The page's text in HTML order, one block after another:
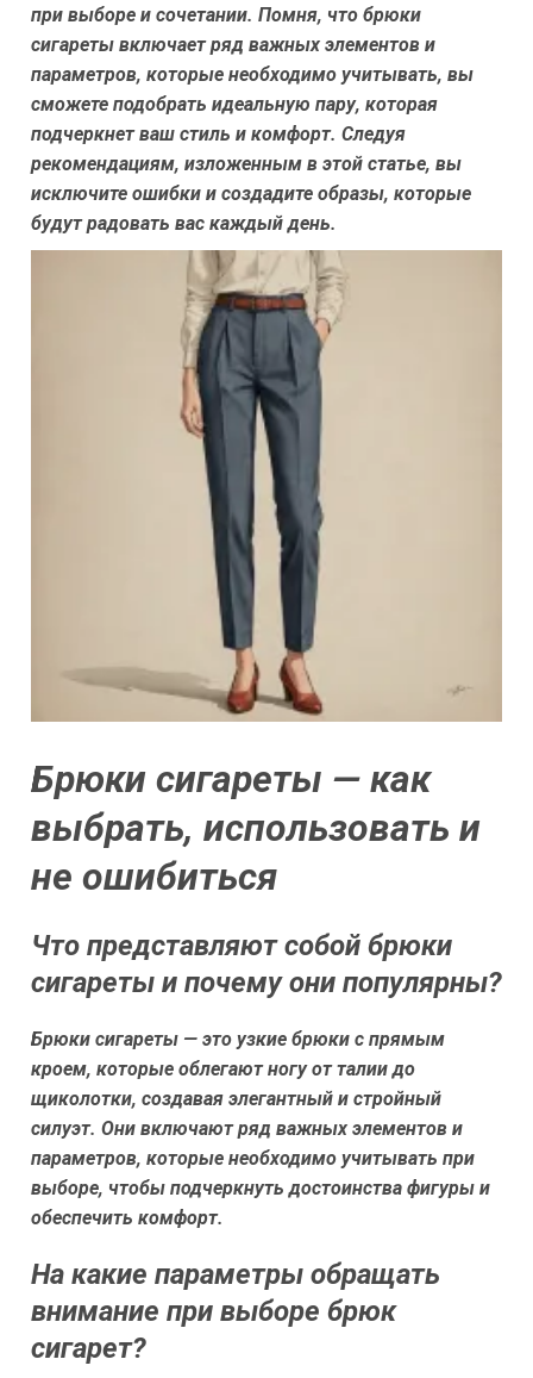
при выборе и сочетании. Помня, что брюки
сигареты включает ряд важных элементов и
параметров, которые необходимо учитывать, вы
сможете подобрать идеальную пару, которая
подчеркнет ваш стиль и комфорт. Следуя
рекомендациям, изложенным в этой статье, вы
исключите ошибки и создадите образы, которые
будут радовать вас каждый день.
Брюки сигареты — как
выбрать, использовать и
не ошибиться
Что представляют собой брюки
сигареты и почему они популярны?
Брюки сигареты — это узкие брюки с прямым
кроем, которые облегают ногу от талии до
щиколотки, создавая элегантный и стройный
силуэт. Они включают ряд важных элементов и
параметров, которые необходимо учитывать при
выборе, чтобы подчеркнуть достоинства фигуры и
обеспечить комфорт.
На какие параметры обращать
внимание при выборе брюк
сигарет?